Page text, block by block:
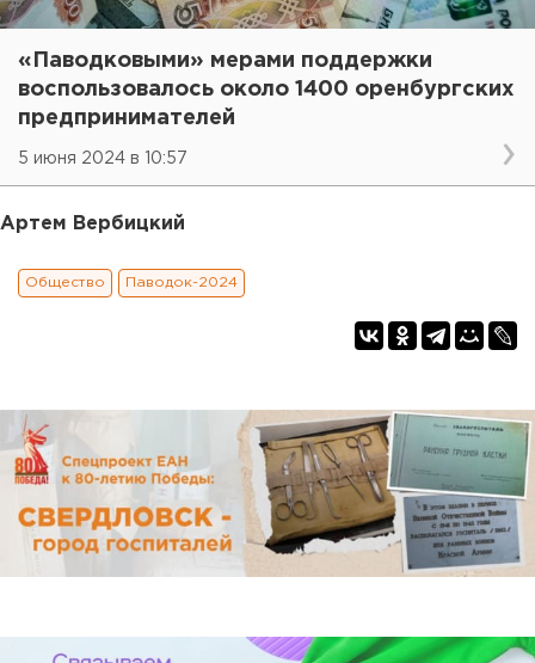
«Паводковыми» мерами поддержки
воспользовалось около 1400 оренбургских
предпринимателей
5 июня 2024 в 10:57
Артем Вербицкий
Общество Паводок-2024